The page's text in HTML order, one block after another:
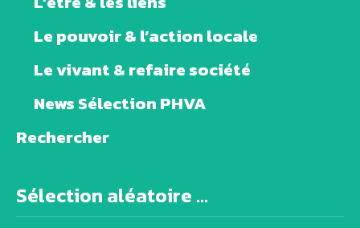
Le pouvoir & l’action locale
Le vivant & refaire société
News Sélection PHVA
Rechercher
Sélection aléatoire ...